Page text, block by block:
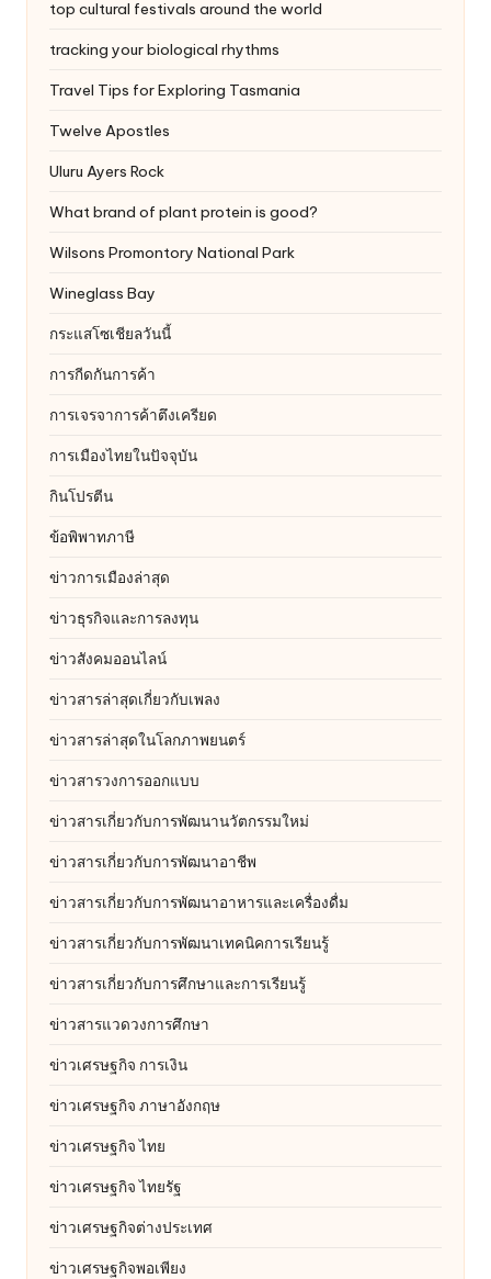
top cultural festivals around the world
tracking your biological rhythms
Travel Tips for Exploring Tasmania
Twelve Apostles
Uluru Ayers Rock
What brand of plant protein is good?
Wilsons Promontory National Park
Wineglass Bay
กระแสโซเชียลวันนี้
การกีดกันการค้า
การเจรจาการค้าตึงเครียด
การเมืองไทยในปัจจุบัน
กินโปรตีน
ข้อพิพาทภาษี
ข่าวการเมืองล่าสุด
ข่าวธุรกิจและการลงทุน
ข่าวสังคมออนไลน์
ข่าวสารล่าสุดเกี่ยวกับเพลง
ข่าวสารล่าสุดในโลกภาพยนตร์
ข่าวสารวงการออกแบบ
ข่าวสารเกี่ยวกับการพัฒนานวัตกรรมใหม่
ข่าวสารเกี่ยวกับการพัฒนาอาชีพ
ข่าวสารเกี่ยวกับการพัฒนาอาหารและเครื่องดื่ม
ข่าวสารเกี่ยวกับการพัฒนาเทคนิคการเรียนรู้
ข่าวสารเกี่ยวกับการศึกษาและการเรียนรู้
ข่าวสารแวดวงการศึกษา
ข่าวเศรษฐกิจ การเงิน
ข่าวเศรษฐกิจ ภาษาอังกฤษ
ข่าวเศรษฐกิจ ไทย
ข่าวเศรษฐกิจ ไทยรัฐ
ข่าวเศรษฐกิจต่างประเทศ
ข่าวเศรษฐกิจพอเพียง